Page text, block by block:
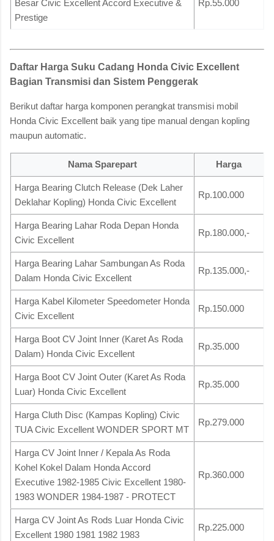
Besar Civic Excellent Accord Executive &
Prestige
Rp.55.000
Daftar Harga Suku Cadang Honda Civic Excellent
Bagian Transmisi dan Sistem Penggerak
Berikut daftar harga komponen perangkat transmisi mobil
Honda Civic Excellent baik yang tipe manual dengan kopling
maupun automatic.
Nama Sparepart Harga
Harga Bearing Clutch Release (Dek Laher
Deklahar Kopling) Honda Civic Excellent
Rp.100.000
Harga Bearing Lahar Roda Depan Honda
Civic Excellent
Rp.180.000,-
Harga Bearing Lahar Sambungan As Roda
Dalam Honda Civic Excellent
Rp.135.000,-
Harga Kabel Kilometer Speedometer Honda
Civic Excellent
Rp.150.000
Harga Boot CV Joint Inner (Karet As Roda
Dalam) Honda Civic Excellent
Rp.35.000
Harga Boot CV Joint Outer (Karet As Roda
Luar) Honda Civic Excellent
Rp.35.000
Harga Cluth Disc (Kampas Kopling) Civic
TUA Civic Excellent WONDER SPORT MT
Rp.279.000
Harga CV Joint Inner / Kepala As Roda
Kohel Kokel Dalam Honda Accord
Executive 1982-1985 Civic Excellent 1980-
1983 WONDER 1984-1987 - PROTECT
Rp.360.000
Harga CV Joint As Rods Luar Honda Civic
Excellent 1980 1981 1982 1983
Rp.225.000